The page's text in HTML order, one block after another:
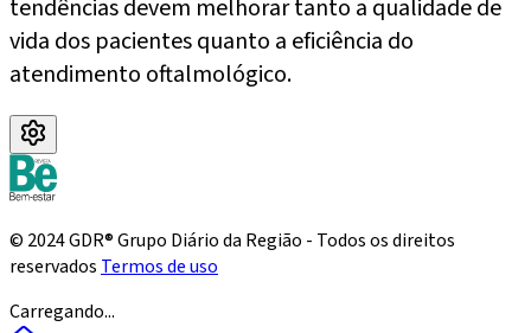
tendências devem melhorar tanto a qualidade de
vida dos pacientes quanto a eficiência do
atendimento oftalmológico.
© 2024 GDR® Grupo Diário da Região - Todos os direitos
reservados Termos de uso
Carregando...